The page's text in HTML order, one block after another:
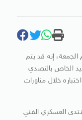
إنه قد يتم
الخاص بالتصدي
خلال مناورات
العسكري الفني